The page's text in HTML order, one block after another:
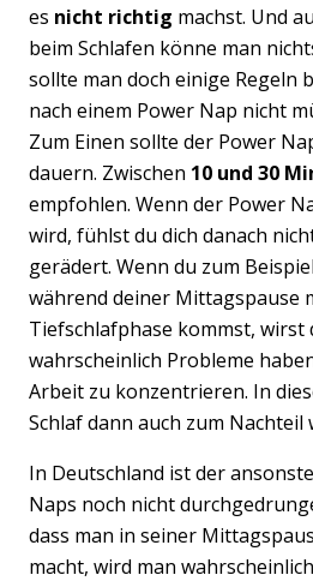
es nicht richtig machst. Und
beim Schlafen könne man
sollte man doch einige Regeln
nach einem Power Nap nicht
Zum Einen sollte der Power
dauern. Zwischen 10 und 30
empfohlen. Wenn der Power
wird, fühlst du dich danach
gerädert. Wenn du zum
während deiner Mittagspause
Tiefschlafphase kommst, wirst
wahrscheinlich Probleme
Arbeit zu konzentrieren. In
Schlaf dann auch zum Nachteil
In Deutschland ist der
Naps noch nicht
dass man in seiner
macht, wird man